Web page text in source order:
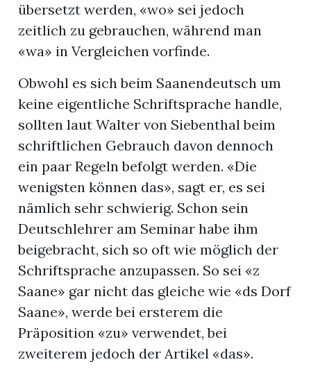
übersetzt werden, «wo» sei jedoch
zeitlich zu gebrauchen, während man
«wa» in Vergleichen vorfinde.
Obwohl es sich beim Saanendeutsch um
keine eigentliche Schriftsprache handle,
sollten laut Walter von Siebenthal beim
schriftlichen Gebrauch davon dennoch
ein paar Regeln befolgt werden. «Die
wenigsten können das», sagt er, es sei
nämlich sehr schwierig. Schon sein
Deutschlehrer am Seminar habe ihm
beigebracht, sich so oft wie möglich der
Schriftsprache anzupassen. So sei «z
Saane» gar nicht das gleiche wie «ds Dorf
Saane», werde bei ersterem die
Präposition «zu» verwendet, bei
zweiterem jedoch der Artikel «das».